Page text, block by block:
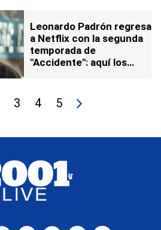
Leonardo Padrón regresa
a Netflix con la segunda
temporada de
"Accidente": aquí los
3 4 5